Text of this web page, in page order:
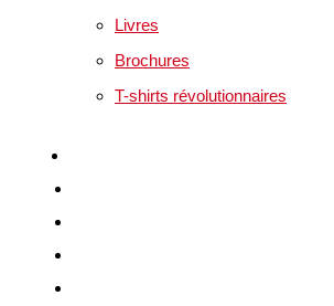
Livres
Brochures
T-shirts révolutionnaires